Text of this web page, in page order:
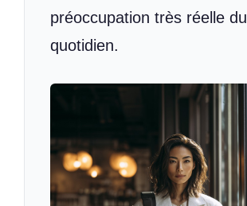
préoccupation très réelle du
quotidien.